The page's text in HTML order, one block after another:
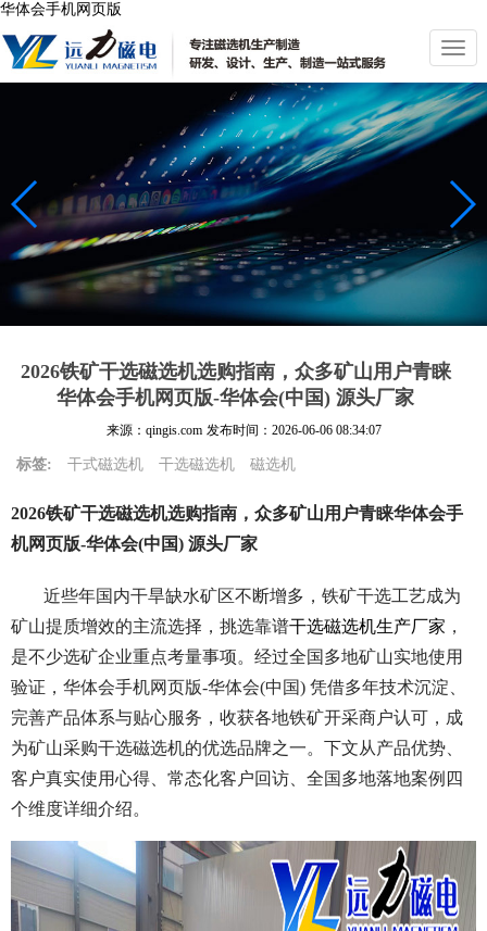
华体会手机网页版
切
换
导
航
2026铁矿干选磁选机选购指南，众多矿山用户青睐
华体会手机网页版-华体会(中国) 源头厂家
来源：qingis.com 发布时间： 2026-06-06 08:34:07
标签: 干式磁选机 干选磁选机 磁选机
2026铁矿干选磁选机选购指南，众多矿山用户青睐华体会手
机网页版-华体会(中国) 源头厂家
近些年国内干旱缺水矿区不断增多，铁矿干选工艺成为
矿山提质增效的主流选择，挑选靠谱干选磁选机生产厂家 ，
是不少选矿企业重点考量事项。经过全国多地矿山实地使用
验证，华体会手机网页版-华体会(中国) 凭借多年技术沉淀、
完善产品体系与贴心服务，收获各地铁矿开采商户认可，成
为矿山采购干选磁选机的优选品牌之一。下文从产品优势、
客户真实使用心得、常态化客户回访、全国多地落地案例四
个维度详细介绍。